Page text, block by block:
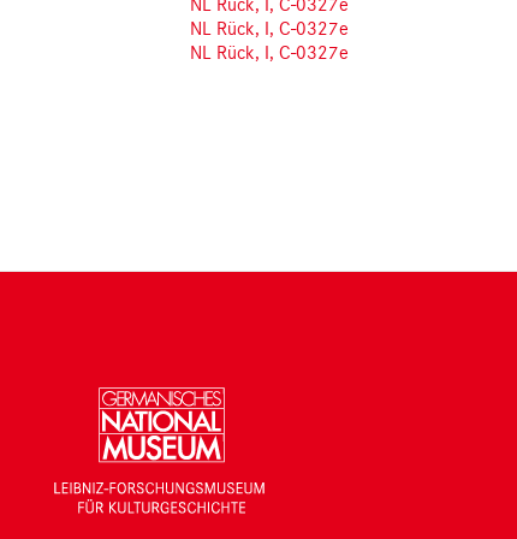
NL Rück, I, C-0327e
NL Rück, I, C-0327e